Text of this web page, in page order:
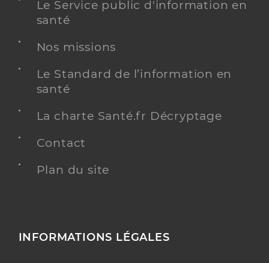
Le Service public d'information en
santé
Nos missions
Le Standard de l’information en
santé
La charte Santé.fr Décryptage
Contact
Plan du site
INFORMATIONS LÉGALES